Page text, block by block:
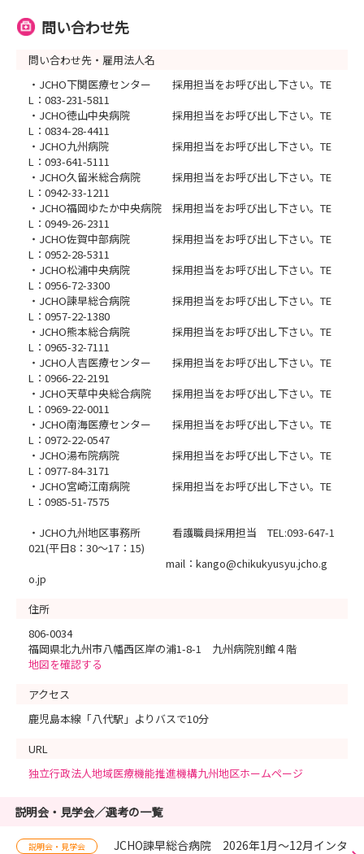
問い合わせ先
問い合わせ先・雇用法人名
・JCHO下関医療センター 採用担当をお呼び出し下さい。TE
L：083-231-5811
・JCHO徳山中央病院 採用担当をお呼び出し下さい。TE
L：0834-28-4411
・JCHO九州病院 採用担当をお呼び出し下さい。TE
L：093-641-5111
・JCHO久留米総合病院 採用担当をお呼び出し下さい。TE
L：0942-33-1211
・JCHO福岡ゆたか中央病院 採用担当をお呼び出し下さい。TE
L：0949-26-2311
・JCHO佐賀中部病院 採用担当をお呼び出し下さい。TE
L：0952-28-5311
・JCHO松浦中央病院 採用担当をお呼び出し下さい。TE
L：0956-72-3300
・JCHO諫早総合病院 採用担当をお呼び出し下さい。TE
L：0957-22-1380
・JCHO熊本総合病院 採用担当をお呼び出し下さい。TE
L：0965-32-7111
・JCHO人吉医療センター 採用担当をお呼び出し下さい。TE
L：0966-22-2191
・JCHO天草中央総合病院 採用担当をお呼び出し下さい。TE
L：0969-22-0011
・JCHO南海医療センター 採用担当をお呼び出し下さい。TE
L：0972-22-0547
・JCHO湯布院病院 採用担当をお呼び出し下さい。TE
L：0977-84-3171
・JCHO宮崎江南病院 採用担当をお呼び出し下さい。TE
L：0985-51-7575
・JCHO九州地区事務所 看護職員採用担当 TEL:093-647-1
021(平日8：30～17：15)
mail：kango@chikukyusyu.jcho.g
o.jp
住所
806-0034
福岡県北九州市八幡西区岸の浦1-8-1 九州病院別館４階
地図を確認する
アクセス
鹿児島本線「八代駅」よりバスで10分
URL
独立行政法人地域医療機能推進機構九州地区ホームページ
説明会・見学会／選考の一覧
説明会・見学会
JCHO諫早総合病院 2026年1月～12月インタ